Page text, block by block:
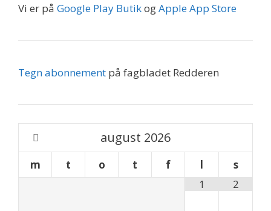
Vi er på Google Play ButikogApple App Store
Tegn abonnement på fagbladet Redderen
august 2026
m t o t f l
s
1
2